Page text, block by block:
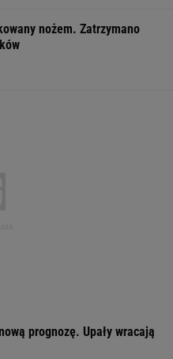
nożem. Zatrzymano
prognozę. Upały wracają